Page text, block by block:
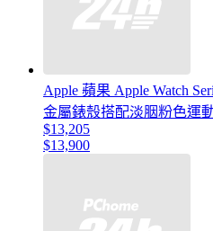
Apple 蘋果 Apple Watch
金屬錶殼搭配淡胭粉色運
$13,205
$13,900